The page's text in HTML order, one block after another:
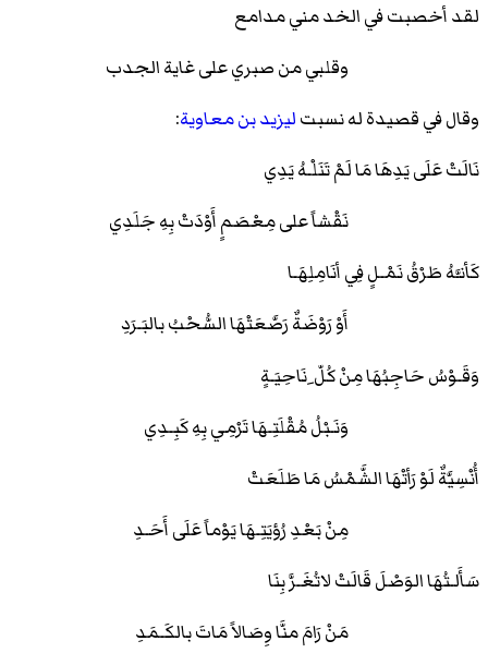
لقد أخصبت في الخد مني مدامع
وقلبي من صبري على غاية الجدب
وقال في قصيدة له نسبتليزيد بن معاوية:
نَالَتْ عَلَى يَدِهَا مَا لَمْ تَنَلْـهُ يَدِي
نَقْشاً على مِعْصَمٍ أَوْدَتْ بِهِ جَلَدِي
كَأنـَّهُ طَرْقُ نَمْـلٍ فِي أنَامِلِهَـا
أَوْ رَوْضَةٌ رَصَّعَتْهَا السُّحْبُ بالبَـرَدِ
وَقَـوْسُ حَاجِبُهَا مِنْ كُلّ ِنَاحِيَـةٍ
وَنَـبْلُ مُقْلَتِـهَا تَرْمِي بِهِ كَبِـدِي
أُنْسِيَّةٌ لَوْ رَأتْهَا الشَّمْسُ مَا طَلَعَتْ
مِنْ بَعْدِ رُؤيَتِـهَا يَوْماً عَلَى أَحَـدِ
سَأَلـتُهَا الوَصْلَ قَالَتْ لاتُغَـرَّ بِنَا
مَنْ رَامَ منَّا وِصَالاً مَاتَ بالكَـمَدِ